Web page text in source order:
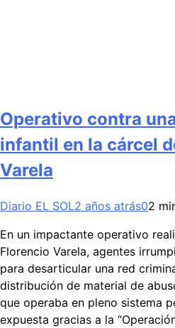
Operativo contra
infantil en la cárcel
Varela
Diario EL SOL2 años atrás02
En un impactante operativo
Florencio Varela, agentes
para desarticular una red
distribución de material de
que operaba en pleno sistema
expuesta gracias a la